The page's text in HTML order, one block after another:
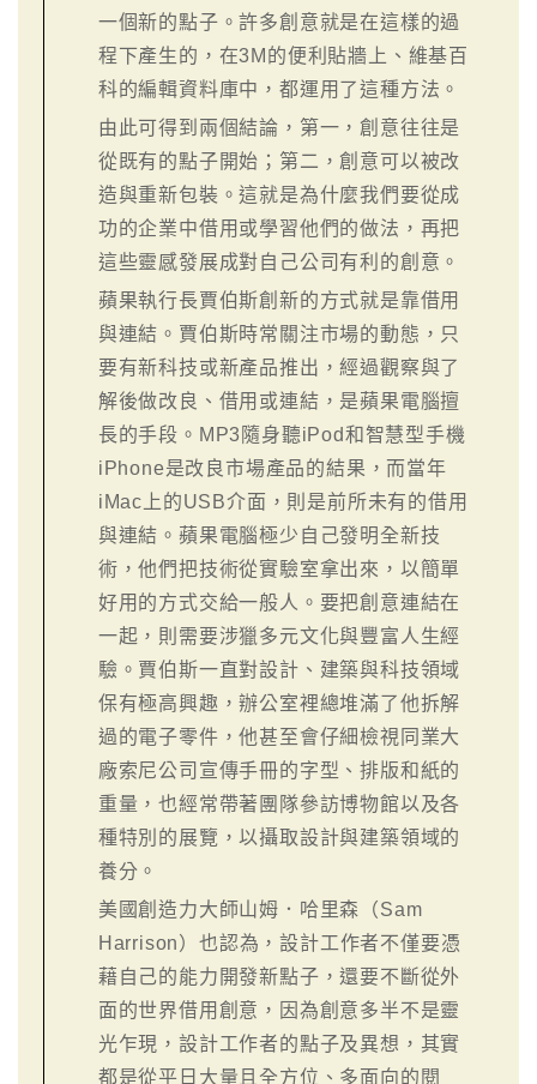
一個新的點子。許多創意就是在這樣的過
程下產生的，在3M的便利貼牆上、維基百
科的編輯資料庫中，都運用了這種方法。
由此可得到兩個結論，第一，創意往往是
從既有的點子開始；第二，創意可以被改
造與重新包裝。這就是為什麼我們要從成
功的企業中借用或學習他們的做法，再把
這些靈感發展成對自己公司有利的創意。
蘋果執行長賈伯斯創新的方式就是靠借用
與連結。賈伯斯時常關注市場的動態，只
要有新科技或新產品推出，經過觀察與了
解後做改良、借用或連結，是蘋果電腦擅
長的手段。MP3隨身聽iPod和智慧型手機
iPhone是改良市場產品的結果，而當年
iMac上的USB介面，則是前所未有的借用
與連結。蘋果電腦極少自己發明全新技
術，他們把技術從實驗室拿出來，以簡單
好用的方式交給一般人。要把創意連結在
一起，則需要涉獵多元文化與豐富人生經
驗。賈伯斯一直對設計、建築與科技領域
保有極高興趣，辦公室裡總堆滿了他拆解
過的電子零件，他甚至會仔細檢視同業大
廠索尼公司宣傳手冊的字型、排版和紙的
重量，也經常帶著團隊參訪博物館以及各
種特別的展覽，以攝取設計與建築領域的
養分。
美國創造力大師山姆．哈里森（Sam
Harrison）也認為，設計工作者不僅要憑
藉自己的能力開發新點子，還要不斷從外
面的世界借用創意，因為創意多半不是靈
光乍現，設計工作者的點子及異想，其實
都是從平日大量且全方位、多面向的閱